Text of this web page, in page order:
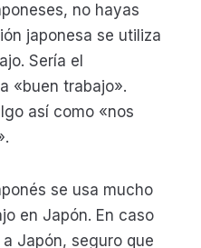
no hayas
japonesa se utiliza
Sería el
«buen trabajo».
así como «nos
se usa mucho
en Japón. En caso
Japón, seguro que